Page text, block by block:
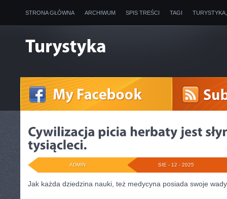
STRONA GŁÓWNA ARCHIWUM SPIS TREŚCI TAGI
SIE - 12 - 2025
ADMIN
Jak każda dziedzina nauki, też medycyna posiada swoje